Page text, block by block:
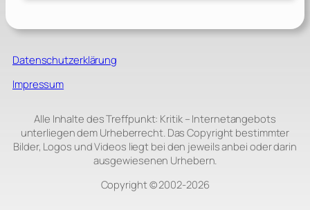
Datenschutzerklärung
Impressum
Alle Inhalte des Treffpunkt: Kritik – Internetangebots
unterliegen dem Urheberrecht. Das Copyright bestimmter
Bilder, Logos und Videos liegt bei den jeweils anbei oder darin
ausgewiesenen Urhebern.
Copyright © 2002‑2026